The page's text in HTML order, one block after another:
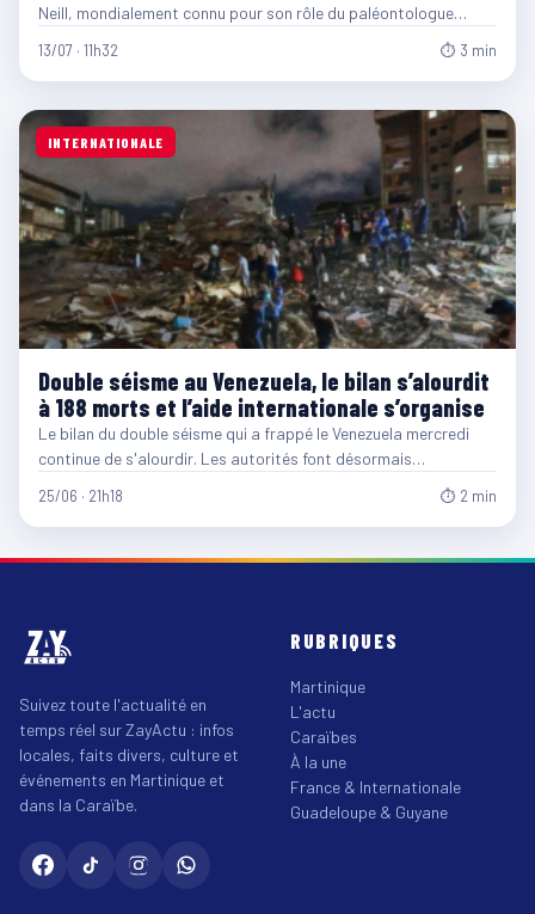
Neill, mondialement connu pour son rôle du paléontologue…
13/07 · 11h32 ⏱ 3 min
INTERNATIONALE
Double séisme au Venezuela, le bilan s’alourdit
à 188 morts et l’aide internationale s’organise
Le bilan du double séisme qui a frappé le Venezuela mercredi
continue de s'alourdir. Les autorités font désormais…
25/06 · 21h18 ⏱ 2 min
Suivez toute l'actualité en
temps réel sur ZayActu : infos
locales, faits divers, culture et
événements en Martinique et
dans la Caraïbe.
RUBRIQUES
Martinique
L'actu
Caraïbes
À la une
France & Internationale
Guadeloupe & Guyane